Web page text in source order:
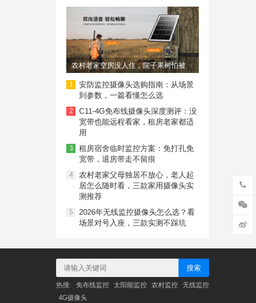
农村老家空房没人住，院子果树怕被
偷，三款4G摄像头让远程看护更省心
1
安防监控摄像头选购指南：从场景
到参数，一篇看懂怎么选
2
C11-4G免布线摄像头深度测评：没
宽带也能远程看家，租房老家都适
用
3
租房宿舍临时监控方案：免打孔免
宽带，退房带走不留痕
4
农村老家父母独居不放心，老人起
居怎么随时看，三款家用摄像头实
测推荐
5
2026年无线监控摄像头怎么选？看
场景对号入座，三款实测不踩坑
搜索
热搜: 免布线监控 太阳能监控 农村监控 无线监控
4G摄像头